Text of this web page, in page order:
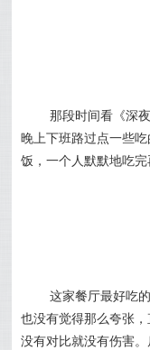
那段时间看《深
晚上下班路过点一些
饭，一个人默默地吃完
这家餐厅最好吃
也没有觉得那么夸张
没有对比就没有伤害